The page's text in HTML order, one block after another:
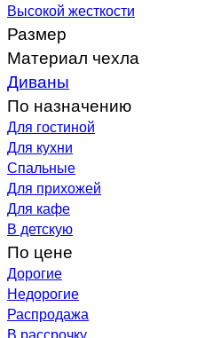
Высокой жесткости
Размер
Материал чехла
Диваны
По назначению
Для гостиной
Для кухни
Спальные
Для прихожей
Для кафе
В детскую
По цене
Дорогие
Недорогие
Распродажа